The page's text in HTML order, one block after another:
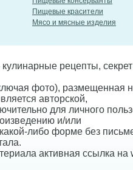
Пищевые красители
Мясо и мясные изделия
рецепты,
фото), размещенная
авторской,
для личного
и/или
либо форме без
активная ссылка на